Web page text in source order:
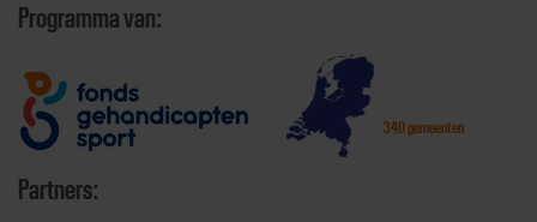
Programma van:
340 gemeenten
Partners: